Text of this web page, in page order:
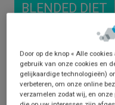
BLENDED DIET
Door op de knop « Alle
gebruik van onze cookies en
gelijkaardige technologieën)
verbeteren, om onze online
verzamelen zodat wij, en